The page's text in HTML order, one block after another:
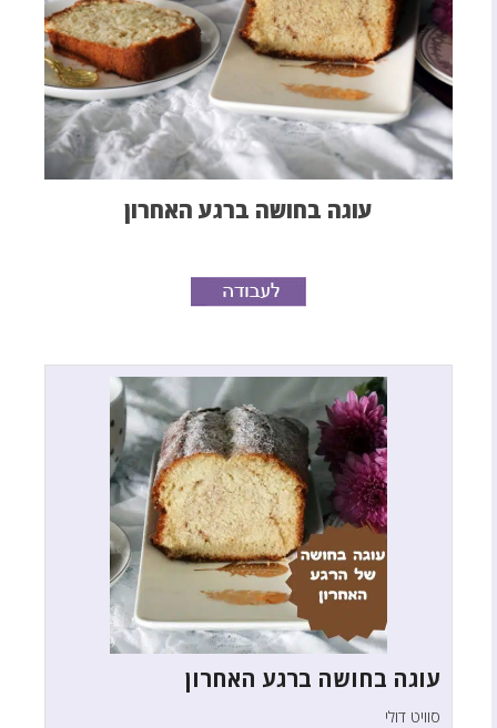
עוגה בחושה ברגע האחרון
עוגה בחושה ברגע האחרון
סוויט דולי